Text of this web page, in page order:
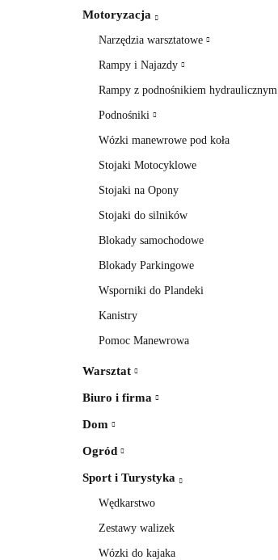
Motoryzacja
Narzędzia warsztatowe
Rampy i Najazdy
Rampy z podnośnikiem hydraulicznym
Podnośniki
Wózki manewrowe pod koła
Stojaki Motocyklowe
Stojaki na Opony
Stojaki do silników
Blokady samochodowe
Blokady Parkingowe
Wsporniki do Plandeki
Kanistry
Pomoc Manewrowa
Warsztat
Biuro i firma
Dom
Ogród
Sport i Turystyka
Wędkarstwo
Zestawy walizek
Wózki do kajaka